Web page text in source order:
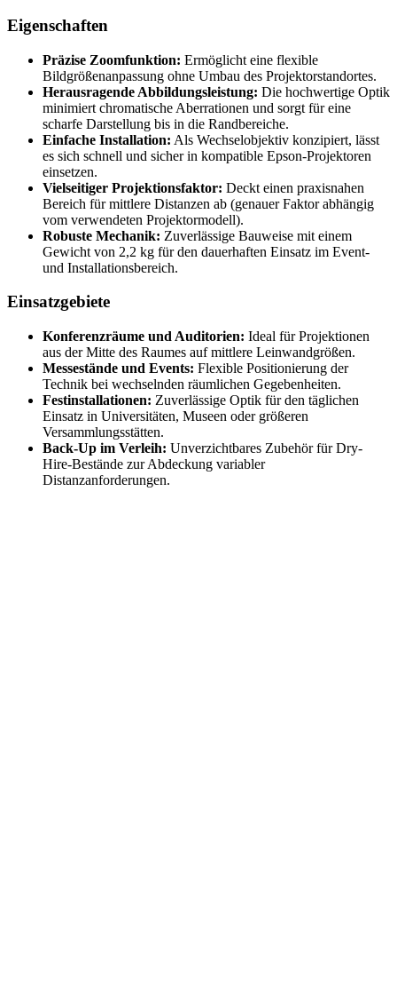
Eigenschaften
Präzise Zoomfunktion: Ermöglicht eine flexible
Bildgrößenanpassung ohne Umbau des Projektorstandortes.
Herausragende Abbildungsleistung: Die hochwertige Optik
minimiert chromatische Aberrationen und sorgt für eine
scharfe Darstellung bis in die Randbereiche.
Einfache Installation: Als Wechselobjektiv konzipiert, lässt
es sich schnell und sicher in kompatible Epson-Projektoren
einsetzen.
Vielseitiger Projektionsfaktor: Deckt einen praxisnahen
Bereich für mittlere Distanzen ab (genauer Faktor abhängig
vom verwendeten Projektormodell).
Robuste Mechanik: Zuverlässige Bauweise mit einem
Gewicht von 2,2 kg für den dauerhaften Einsatz im Event-
und Installationsbereich.
Einsatzgebiete
Konferenzräume und Auditorien: Ideal für Projektionen
aus der Mitte des Raumes auf mittlere Leinwandgrößen.
Messestände und Events: Flexible Positionierung der
Technik bei wechselnden räumlichen Gegebenheiten.
Festinstallationen: Zuverlässige Optik für den täglichen
Einsatz in Universitäten, Museen oder größeren
Versammlungsstätten.
Back-Up im Verleih: Unverzichtbares Zubehör für Dry-
Hire-Bestände zur Abdeckung variabler
Distanzanforderungen.